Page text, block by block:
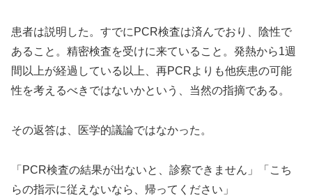
患者は説明した。すでにPCR検査は済んでおり、陰性で
あること。精密検査を受けに来ていること。発熱から1週
間以上が経過している以上、再PCRよりも他疾患の可能
性を考えるべきではないかという、当然の指摘である。
その返答は、医学的議論ではなかった。
「PCR検査の結果が出ないと、診察できません」「こち
らの指示に従えないなら、帰ってください」